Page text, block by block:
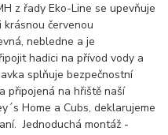
z řady Eko-Line se upevňuje
krásnou červenou
nebledne a je
hadici na přívod vody a
splňuje bezpečnostní
připojená na hřiště naší
Home a Cubs, deklarujeme
Jednoduchá montáž -